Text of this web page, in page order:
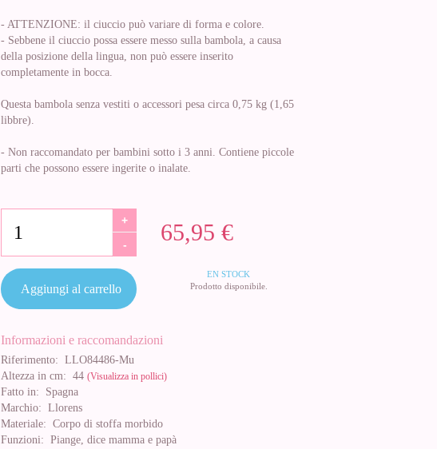
- ATTENZIONE: il ciuccio può variare di forma e colore.
- Sebbene il ciuccio possa essere messo sulla bambola, a causa
della posizione della lingua, non può essere inserito
completamente in bocca.
Questa bambola senza vestiti o accessori pesa circa 0,75 kg (1,65
libbre).
- Non raccomandato per bambini sotto i 3 anni. Contiene piccole
parti che possono essere ingerite o inalate.
65,95 €
+
-
EN STOCK
Prodotto disponibile.
Aggiungi al carrello
Informazioni e raccomandazioni
Riferimento: LLO84486-Mu
Altezza in cm: 44 (Visualizza in pollici)
Fatto in: Spagna
Marchio: Llorens
Materiale: Corpo di stoffa morbido
Funzioni: Piange, dice mamma e papà